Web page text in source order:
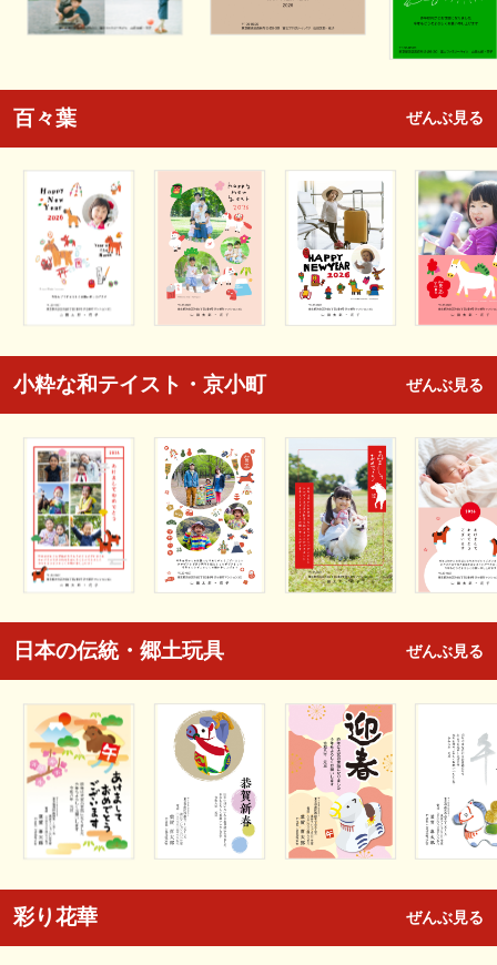
百々葉 ぜんぶ見る
小粋な和テイスト・京小町 ぜんぶ見る
日本の伝統・郷土玩具 ぜんぶ見る
彩り花華 ぜんぶ見る